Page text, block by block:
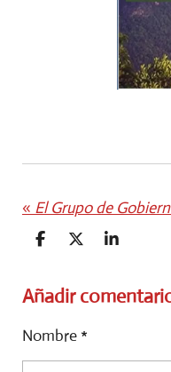
«
C
P
A
T
I
C
P
A
T
I
C
P
A
I
Añadir
Nombre *